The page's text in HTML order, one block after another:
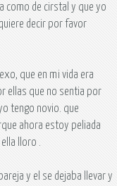
como de cirstal y que yo
decir por favor
que en mi vida era
ellas que no sentia por
tengo novio. que
ahora estoy peliada
lloro .
y el se dejaba llevar y